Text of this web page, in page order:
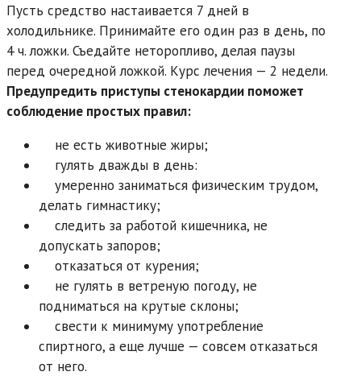
Пусть средство настаивается 7 дней в
холодильнике. Принимайте его один раз в день, по
4 ч. ложки. Съедайте неторопливо, делая паузы
перед очередной ложкой. Курс лечения — 2 недели.
Предупредить приступы стенокардии поможет
соблюдение простых правил:
не есть животные жиры;
гулять дважды в день:
умеренно заниматься физическим трудом,
делать гимнастику;
следить за работой кишечника, не
допускать запоров;
отказаться от курения;
не гулять в ветреную погоду, не
подниматься на крутые склоны;
свести к минимуму употребление
спиртного, а еще лучше — совсем отказаться
от него.